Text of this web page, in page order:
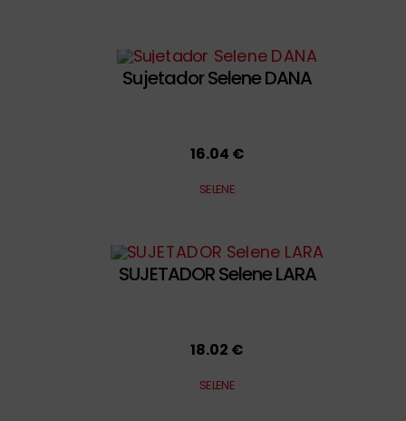
Sujetador Selene DANA
16.04 €
SELENE
SUJETADOR Selene LARA
18.02 €
SELENE